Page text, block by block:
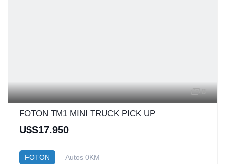
8
FOTON TM1 MINI TRUCK PICK UP
U$S17.950
FOTON Autos 0KM